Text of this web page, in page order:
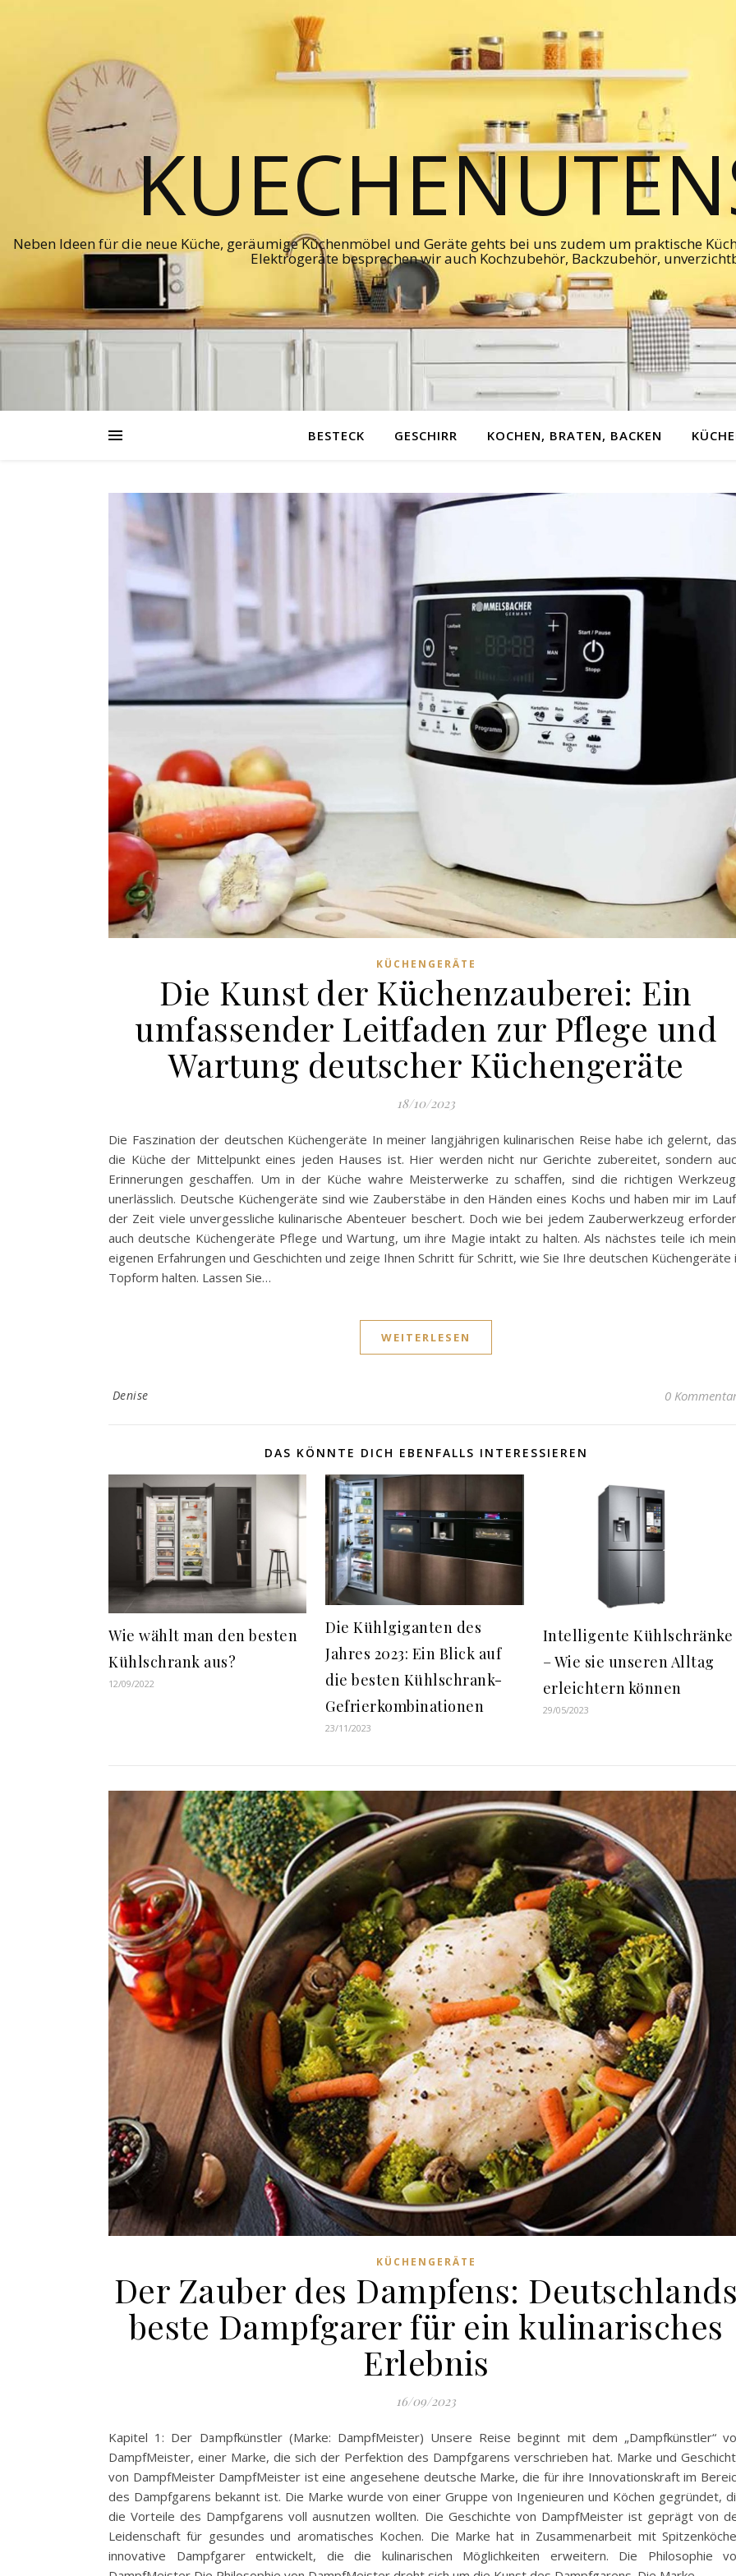
Neben Ideen für die neue Küche, geräumige Küchenmöbel und Geräte gehts bei uns zudem um praktische
Elektrogeräte besprechen wir auch Kochzubehör, Backzubehör,
BESTECK GESCHIRR KOCHEN, BRATEN, BACKEN
KÜCHENGERÄTE
Die Kunst der Küchenzauberei: Ein
umfassender Leitfaden zur Pflege und
Wartung deutscher Küchengeräte
18/10/2023
Die Faszination der deutschen Küchengeräte In meiner langjährigen kulinarischen Reise habe ich gelernt,
die Küche der Mittelpunkt eines jeden Hauses ist. Hier werden nicht nur Gerichte zubereitet, sondern
Erinnerungen geschaffen. Um in der Küche wahre Meisterwerke zu schaffen, sind die richtigen
unerlässlich. Deutsche Küchengeräte sind wie Zauberstäbe in den Händen eines Kochs und haben mir im
der Zeit viele unvergessliche kulinarische Abenteuer beschert. Doch wie bei jedem Zauberwerkzeug
auch deutsche Küchengeräte Pflege und Wartung, um ihre Magie intakt zu halten. Als nächstes teile ich
eigenen Erfahrungen und Geschichten und zeige Ihnen Schritt für Schritt, wie Sie Ihre deutschen Küchengeräte
Topform halten. Lassen Sie…
WEITERLESEN
Denise 0
DAS KÖNNTE DICH EBENFALLS INTERESSIEREN
Wie wählt man den besten
Kühlschrank aus?
12/09/2022
Die Kühlgiganten des
Jahres 2023: Ein Blick auf
die besten Kühlschrank-
Gefrierkombinationen
23/11/2023
Intelligente Kühlschränke
– Wie sie unseren Alltag
erleichtern können
29/05/2023
KÜCHENGERÄTE
Der Zauber des Dampfens: Deutschlands
beste Dampfgarer für ein kulinarisches
Erlebnis
16/09/2023
Kapitel 1: Der Dampfkünstler (Marke: DampfMeister) Unsere Reise beginnt mit dem „Dampfkünstler“
DampfMeister, einer Marke, die sich der Perfektion des Dampfgarens verschrieben hat. Marke und
von DampfMeister DampfMeister ist eine angesehene deutsche Marke, die für ihre Innovationskraft im
des Dampfgarens bekannt ist. Die Marke wurde von einer Gruppe von Ingenieuren und Köchen gegründet,
die Vorteile des Dampfgarens voll ausnutzen wollten. Die Geschichte von DampfMeister ist geprägt von
Leidenschaft für gesundes und aromatisches Kochen. Die Marke hat in Zusammenarbeit mit
innovative Dampfgarer entwickelt, die die kulinarischen Möglichkeiten erweitern. Die Philosophie